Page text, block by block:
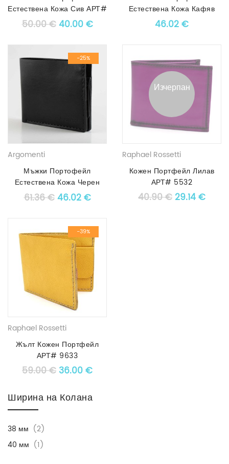
Естествена Кожа Сив АРТ#
3357
50.00€Original price was: 50.00 €.
40.00€Текущата цена е: 40.00 €.
customer
rating
Естествена Кожа Кафяв
АРТ# 5633
46.02€
-25%
Argomenti
Мъжки Портофейл
Естествена Кожа Черен
АРТ# 8011
61.36€Original price was: 61.36 €.
46.02€Текущата цена е: 46.02 €.
Изчерпан
Raphael Rossetti
Кожен Портфейл Лилав
АРТ# 5532
40.90€ Original
29.14€
-39%
Raphael Rossetti
Жълт Кожен Портфейл
АРТ# 9633
59.00€ Original price was: 59.00 €.
36.00€Текущата цена е: 36.00 €.
Ширина на Колана
38 мм (2)
40 мм (1)